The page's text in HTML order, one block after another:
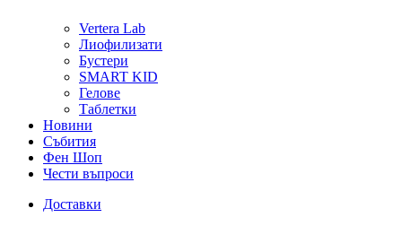
Vertera Lab
Лиофилизати
Бустери
SMART KID
Гелове
Таблетки
Новини
Събития
Фен Шоп
Чести въпроси
Доставки